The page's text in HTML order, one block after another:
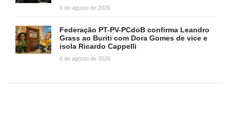
6 de agosto de 2026
Federação PT-PV-PCdoB confirma Leandro
Grass ao Buriti com Dora Gomes de vice e
isola Ricardo Cappelli
6 de agosto de 2026